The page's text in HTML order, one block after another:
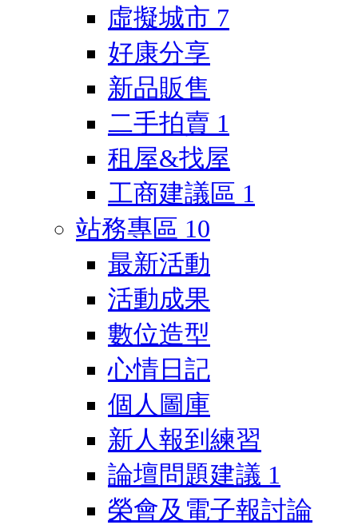
虛擬城市 7
好康分享
新品販售
二手拍賣 1
租屋&找屋
工商建議區 1
站務專區 10
最新活動
活動成果
數位造型
心情日記
個人圖庫
新人報到練習
論壇問題建議 1
榮會及電子報討論